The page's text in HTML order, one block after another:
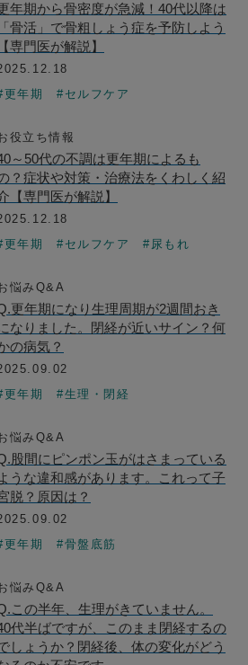
年期から骨密度が急減！40代以降は
「骨活」で骨粗しょう症を予防しよう
【専門医が解説】
更年期
#セルフケア
役立ち情報
～50代の不調は更年期によるも
？症状や対策・治療法をくわしく紹
【専門医が解説】
更年期
#セルフケア #尿もれ
悩みQ&A
更年期になり生理周期が2週間おき
なりました。閉経が近いサイン？何
の病気？
更年期
#生理・閉経
悩みQ&A
股間にピンポン玉がはさまっている
うな違和感があります。これって子
脱？原因は？
更年期
#骨盤底筋
悩みQ&A
この半年、生理がきていません。
代半ばですが、このまま閉経するの
しょうか？閉経後、体の変化がどう